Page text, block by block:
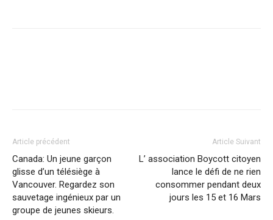
Article précédent
Canada: Un jeune garçon
glisse d’un télésiège à
Vancouver. Regardez son
sauvetage ingénieux par un
groupe de jeunes skieurs.
Article Suivant
L’ association Boycott citoyen
lance le défi de ne rien
consommer pendant deux
jours les 15 et 16 Mars